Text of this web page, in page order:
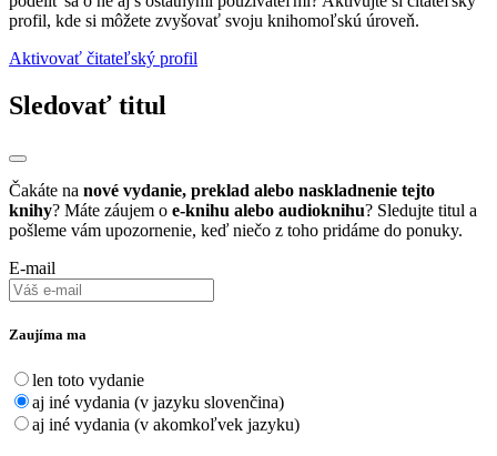
profil, kde si môžete zvyšovať svoju knihomoľskú úroveň.
Aktivovať čitateľský profil
Sledovať titul
Čakáte na nové vydanie, preklad alebo naskladnenie tejto
knihy? Máte záujem o e-knihu alebo audioknihu? Sledujte titul a
pošleme vám upozornenie, keď niečo z toho pridáme do ponuky.
E-mail
Zaujíma ma
len toto vydanie
aj iné vydania (v jazyku slovenčina)
aj iné vydania (v akomkoľvek jazyku)